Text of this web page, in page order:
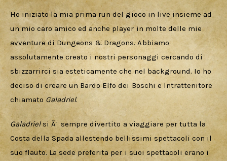
Ho iniziato la mia prima run del gioco in live insieme ad
un mio caro amico ed anche player in molte delle mie
avventure di Dungeons & Dragons. Abbiamo
assolutamente creato i nostri personaggi cercando di
sbizzarrirci sia esteticamente che nel background. Io ho
deciso di creare un Bardo Elfo dei Boschi e Intrattenitore
chiamato Galadriel.
Galadriel si Ã¨ sempre divertito a viaggiare per tutta la
Costa della Spada allestendo bellissimi spettacoli con il
suo flauto. La sede preferita per i suoi spettacoli erano i